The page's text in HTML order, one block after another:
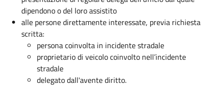
dipendono o del loro assistito
alle persone direttamente interessate, previa richiesta
scritta:
persona coinvolta in incidente stradale
proprietario di veicolo coinvolto nell’incidente
stradale
delegato dall'avente diritto.